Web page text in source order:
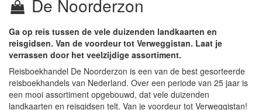
De Noorderzon
Ga op reis tussen de vele duizenden landkaarten en
reisgidsen. Van de voordeur tot Verweggistan. Laat je
verrassen door het veelzijdige assortiment.
Reisboekhandel De Noorderzon is een van de best gesorteerde
reisboekhandels van Nederland. Over een periode van 25 jaar is
een mooi assortiment opgebouwd, dat vele duizenden
landkaarten en reisgidsen telt. Van je voordeur tot Verweggistan!